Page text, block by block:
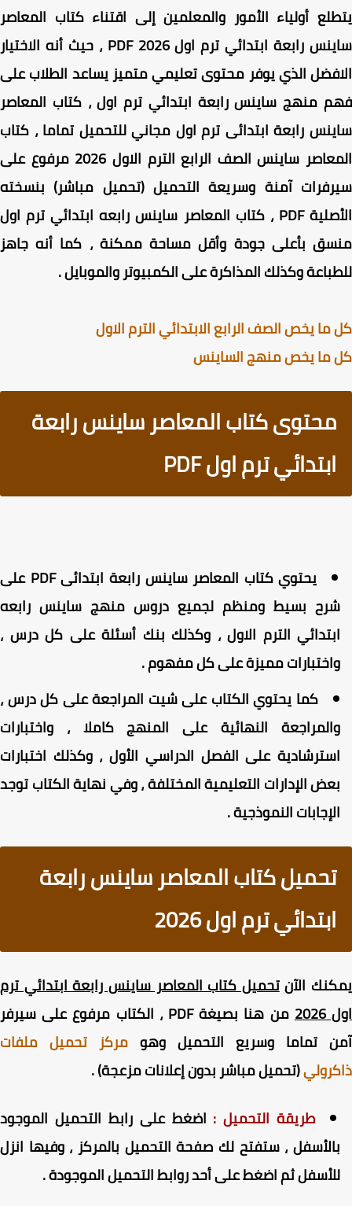
أولياء الأمور والمعلمين إلى اقتناء كتاب المعاصر
ساينس رابعة ابتدائي ترم اول PDF 2026 ، حيث أنه الاختيار
الذي يوفر محتوى تعليمي متميز يساعد الطلاب على
منهج ساينس رابعة ابتدائي ترم اول ، كتاب المعاصر
رابعة ابتدائى ترم اول مجاني للتحميل تماما ، كتاب
المعاصر ساينس الصف الرابع الترم الاول 2026 مرفوع على
آمنة وسريعة التحميل (تحميل مباشر) بنسخته
الأصلية PDF ، كتاب المعاصر ساينس رابعه ابتدائي ترم اول
بأعلى جودة وأقل مساحة ممكنة ، كما أنه جاهز
وكذلك المذاكرة على الكمبيوتر والموبايل .
يخص الصف الرابع الابتدائي الترم الاول
ما يخص منهج الساينس
محتوى كتاب المعاصر ساينس رابعة
ابتدائي ترم اول PDF
يحتوي كتاب المعاصر ساينس رابعة ابتدائى PDF على
بسيط ومنظم لجميع دروس منهج ساينس رابعه
الترم الاول ، وكذلك بنك أسئلة على كل درس ،
مميزة على كل مفهوم .
كما يحتوي الكتاب على شيت المراجعة على كل درس ،
النهائية على المنهج كاملا ، واختبارات
على الفصل الدراسي الأول ، وكذلك اختبارات
الإدارات التعليمية المختلفة ، وفي نهاية الكتاب توجد
النموذجية .
تحميل كتاب المعاصر ساينس رابعة
ابتدائي ترم اول 2026
الآنتحميل كتاب المعاصر ساينس رابعة ابتدائي ترم
من هنا بصيغة PDF ، الكتاب مرفوع على سيرفر
تماما وسريع التحميل وهومركز تحميل ملفات
(تحميل مباشر بدون إعلانات مزعجة) .
طريقة التحميل :اضغط على رابط التحميل الموجود
، ستفتح لك صفحة التحميل بالمركز ، وفيها انزل
ثم اضغط على أحد روابط التحميل الموجودة .